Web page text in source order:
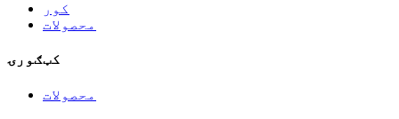
کور
محصولات
کټګورۍ
محصولات